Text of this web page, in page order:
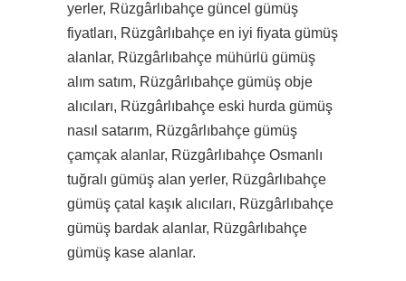
yerler, Rüzgârlıbahçe güncel gümüş
fiyatları, Rüzgârlıbahçe en iyi fiyata gümüş
alanlar, Rüzgârlıbahçe mühürlü gümüş
alım satım, Rüzgârlıbahçe gümüş obje
alıcıları, Rüzgârlıbahçe eski hurda gümüş
nasıl satarım, Rüzgârlıbahçe gümüş
çamçak alanlar, Rüzgârlıbahçe Osmanlı
tuğralı gümüş alan yerler, Rüzgârlıbahçe
gümüş çatal kaşık alıcıları, Rüzgârlıbahçe
gümüş bardak alanlar, Rüzgârlıbahçe
gümüş kase alanlar.